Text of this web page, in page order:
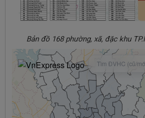
Bản đồ 168 phường, xã, đặc khu